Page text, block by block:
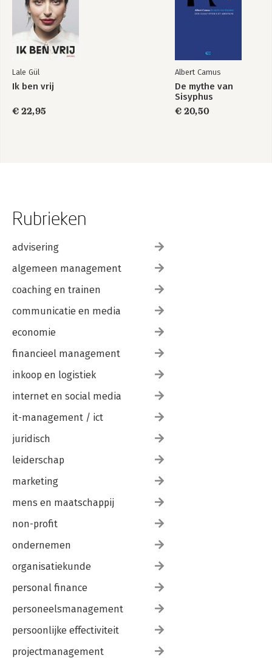
Lale Gül
Ik ben vrij
€ 22,95
Albert Camus
De mythe van
Sisyphus
€ 20,50
Rubrieken
advisering
algemeen management
coaching en trainen
communicatie en media
economie
financieel management
inkoop en logistiek
internet en social media
it-management / ict
juridisch
leiderschap
marketing
mens en maatschappij
non-profit
ondernemen
organisatiekunde
personal finance
personeelsmanagement
persoonlijke effectiviteit
projectmanagement